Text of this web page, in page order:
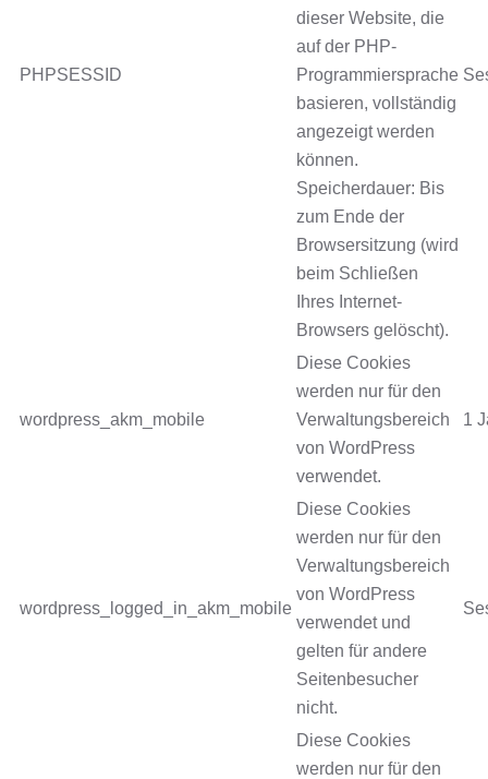
PHPSESSID
dieser Website, die
auf der PHP-
Programmiersprache
basieren, vollständig
angezeigt werden
können.
Speicherdauer: Bis
zum Ende der
Browsersitzung (wird
beim Schließen
Ihres Internet-
Browsers gelöscht).
wordpress_akm_mobile
Diese Cookies
werden nur für den
Verwaltungsbereich
von WordPress
verwendet.
1
wordpress_logged_in_akm_mobile
Diese Cookies
werden nur für den
Verwaltungsbereich
von WordPress
verwendet und
gelten für andere
Seitenbesucher
nicht.
Diese Cookies
werden nur für den